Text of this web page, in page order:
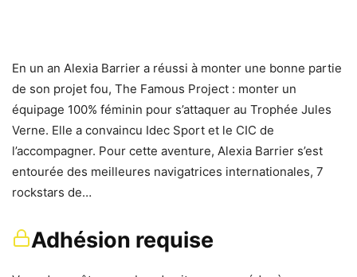
En un an Alexia Barrier a réussi à monter une bonne partie
de son projet fou, The Famous Project : monter un
équipage 100% féminin pour s’attaquer au Trophée Jules
Verne. Elle a convaincu Idec Sport et le CIC de
l’accompagner. Pour cette aventure, Alexia Barrier s’est
entourée des meilleures navigatrices internationales, 7
rockstars de…
Adhésion requise